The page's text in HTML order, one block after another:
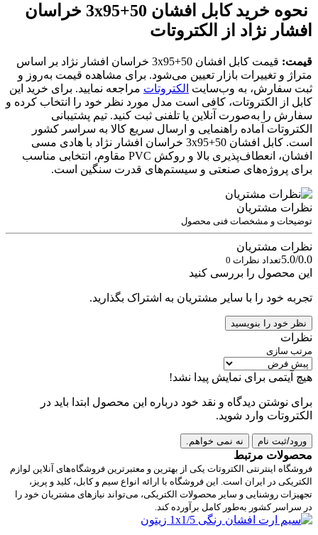
نحوه خرید کابل افشان 50+3x95 خراسان
افشار نژاد از الکتروتات
قیمت:
قیمت کابل افشان 50+3x95 خراسان افشار نژاد بر اساس
متراژ و تغییرات بازار تعیین می‌شود. برای مشاهده قیمت به‌روز و
ثبت سفارش، به وب‌سایت الکتروتات مراجعه نمایید. برای خرید این
کابل از الکتروتات، کافی است مدل مورد نظر خود را انتخاب کرده و
سفارش را به‌صورت آنلاین یا تلفنی ثبت کنید. تیم پشتیبانی
الکتروتات آماده راهنمایی و ارسال سریع کالا به سراسر کشور
است. کابل افشان 50+3x95 خراسان افشار نژاد با هادی مسی
افشان، انعطاف‌پذیری بالا و روکش PVC مقاوم، انتخابی مناسب
برای پروژه‌های صنعتی و سیستم‌های قدرت سنگین است.
نظرات مشتریان
توضیحات و مشخصات فنی محصول
نظرات مشتریان
5.0/0.0تعداد نظرات 0
این محصول را بررسی کنید
تجربه خود را با سایر مشتریان به اشتراک بگذارید.
نظر خود را بنویسید
نظرات
مرتب سازی
هیچ آیتمی برای نمایش پیدا نشد!
برای نوشتن دیدگاه و نقد خود درباره این محصول ابتدا باید در
الکتروتات وارد شوید.
ورود/ثبت نام نه نمی خواهم.
محصولات مرتبط
فروشگاه اینترنتی الکتروتات یکی از بهترین و معتبرترین فروشگاه‌های آنلاین لوازم
الکتریکی در ایران است. این فروشگاه با ارائه انواع سیم و کابل، کلید و پریز،
تجهیزات روشنایی و سایر محصولات الکتریکی، می‌تواند نیازهای مشتریان خود را
در سراسر کشور به‌طور کامل برآورده کند.